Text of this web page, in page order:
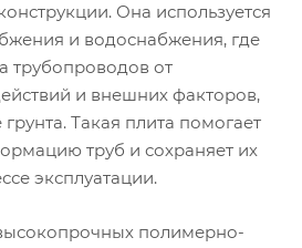
Она используется
и водоснабжения, где
трубопроводов от
и внешних факторов,
Такая плита помогает
труб и сохраняет их
эксплуатации.
полимерно-